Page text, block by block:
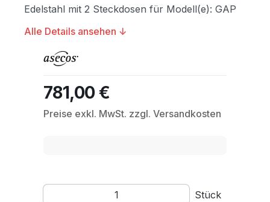
Edelstahl mit 2 Steckdosen für Modell(e): GAP
Alle Details ansehen ↓
Regulärer Preis:
781,00 €
Preise exkl. MwSt. zzgl. Versandkosten
Produkt Anzahl: Gib den gewünschten Wert ein
Stück